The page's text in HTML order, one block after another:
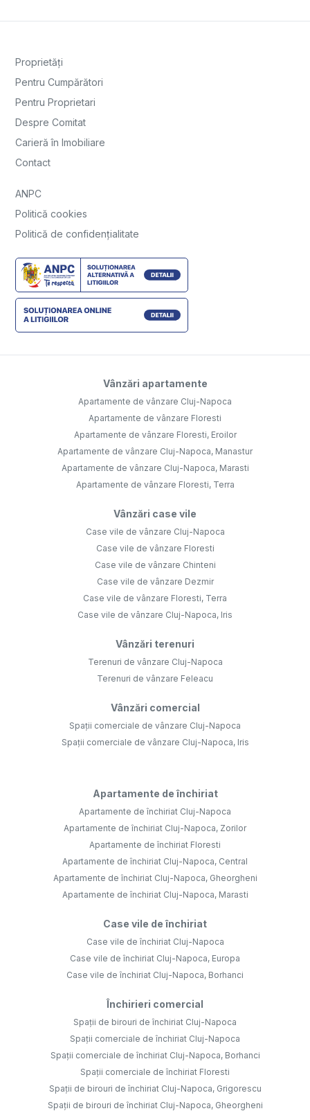
Proprietăți
Pentru Cumpărători
Pentru Proprietari
Despre Comitat
Carieră în Imobiliare
Contact
ANPC
Politică cookies
Politică de confidențialitate
Vânzări apartamente
Apartamente de vânzare Cluj-Napoca
Apartamente de vânzare Floresti
Apartamente de vânzare Floresti, Eroilor
Apartamente de vânzare Cluj-Napoca, Manastur
Apartamente de vânzare Cluj-Napoca, Marasti
Apartamente de vânzare Floresti, Terra
Vânzări case vile
Case vile de vânzare Cluj-Napoca
Case vile de vânzare Floresti
Case vile de vânzare Chinteni
Case vile de vânzare Dezmir
Case vile de vânzare Floresti, Terra
Case vile de vânzare Cluj-Napoca, Iris
Vânzări terenuri
Terenuri de vânzare Cluj-Napoca
Terenuri de vânzare Feleacu
Vânzări comercial
Spații comerciale de vânzare Cluj-Napoca
Spații comerciale de vânzare Cluj-Napoca, Iris
Apartamente de închiriat
Apartamente de închiriat Cluj-Napoca
Apartamente de închiriat Cluj-Napoca, Zorilor
Apartamente de închiriat Floresti
Apartamente de închiriat Cluj-Napoca, Central
Apartamente de închiriat Cluj-Napoca, Gheorgheni
Apartamente de închiriat Cluj-Napoca, Marasti
Case vile de închiriat
Case vile de închiriat Cluj-Napoca
Case vile de închiriat Cluj-Napoca, Europa
Case vile de închiriat Cluj-Napoca, Borhanci
Închirieri comercial
Spații de birouri de închiriat Cluj-Napoca
Spații comerciale de închiriat Cluj-Napoca
Spații comerciale de închiriat Cluj-Napoca, Borhanci
Spații comerciale de închiriat Floresti
Spații de birouri de închiriat Cluj-Napoca, Grigorescu
Spații de birouri de închiriat Cluj-Napoca, Gheorgheni